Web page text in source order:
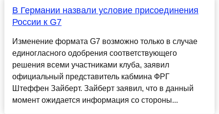
В Германии назвали условие присоединения
России к G7
Изменение формата G7 возможно только в случае
единогласного одобрения соответствующего
решения всеми участниками клуба, заявил
официальный представитель кабмина ФРГ
Штеффен Зайберт. Зайберт заявил, что в данный
момент ожидается информация со стороны...